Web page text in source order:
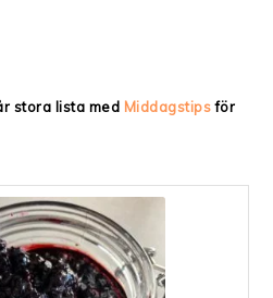
stora lista med Middagstipsför